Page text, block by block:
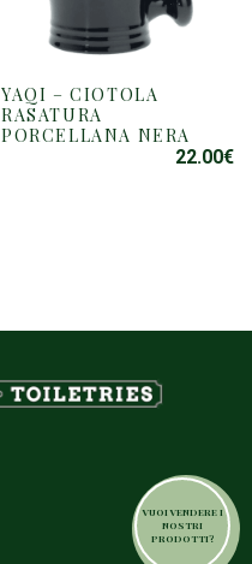
YAQI – CIOTOLA
RASATURA
PORCELLANA NERA
22.00€
VUOI VENDERE I
NOSTRI
PRODOTTI?